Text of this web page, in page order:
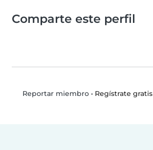
Comparte este perfil
Reportar miembro• Regístrate gratis